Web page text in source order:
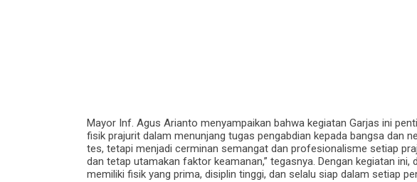
Mayor Inf. Agus Arianto menyampaikan bahwa kegiatan Garjas ini
fisik prajurit dalam menunjang tugas pengabdian kepada bangsa dan
tes, tetapi menjadi cerminan semangat dan profesionalisme setiap
dan tetap utamakan faktor keamanan,” tegasnya. Dengan kegiatan
memiliki fisik yang prima, disiplin tinggi, dan selalu siap dalam setiap